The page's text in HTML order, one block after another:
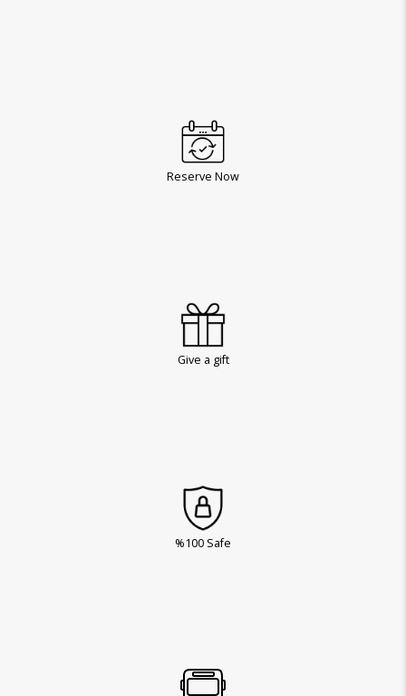
Reserve Now
Give a gift
%100 Safe